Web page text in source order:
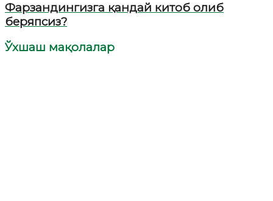
Фарзандингизга қандай китоб олиб
беряпсиз?
Ўхшаш мақолалар